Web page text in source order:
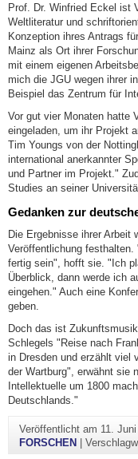
Prof. Dr. Winfried Eckel ist
Weltliteratur und
Konzeption ihres Antrags
Mainz als Ort ihrer
mit einem eigenen
mich die JGU wegen ihrer
Beispiel das Zentrum für
Vor gut vier Monaten hatte
eingeladen, um ihr Projekt
Tim Youngs von der
international anerkannter
und Partner im Projekt."
Studies an seiner
Gedanken zur
Die Ergebnisse ihrer Arbeit
Veröffentlichung festhalten.
fertig sein", hofft sie. "Ich
Überblick, dann werde ich
eingehen." Auch eine
geben.
Doch das ist
Schlegels "Reise nach
in Dresden und erzählt viel
der Wartburg", erwähnt sie
Intellektuelle um 1800
Deutschlands."
Veröffentlicht am 11.
FORSCHEN|